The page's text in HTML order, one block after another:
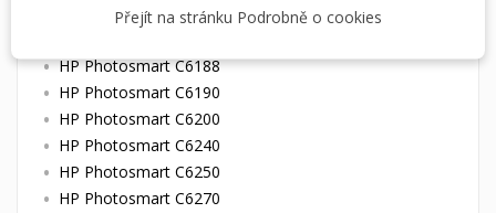
HP Photosmart C6183
HP Photosmart C6188
HP Photosmart C6190
HP Photosmart C6200
HP Photosmart C6240
HP Photosmart C6250
HP Photosmart C6270
Přejít na stránku Podrobně o cookies